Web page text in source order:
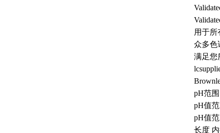
用于
众多色
满足您
pH范
pH值
pH值
长度